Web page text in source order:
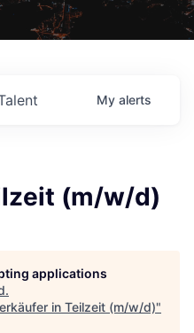
My alerts
(m/w/d)
applications
.
in Teilzeit (m/w/d)"